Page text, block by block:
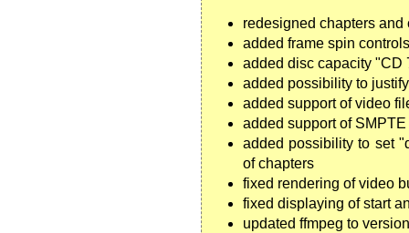
redesigned chapters
added frame spin controls
added disc capacity "CD
added possibility to
added support of video
added support of
added possibility to set
of chapters
fixed rendering of video
fixed displaying of start
updated ffmpeg to